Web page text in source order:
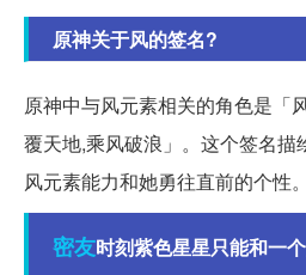
原神关于风的签名?
原神中与风元素相关的角色是「
覆天地,乘风破浪」。这个签名描
风元素能力和她勇往直前的个性
密友时刻紫色星星只能和一